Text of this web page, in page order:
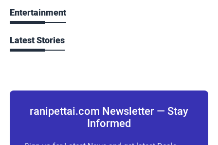
Entertainment
Latest Stories
ranipettai.com Newsletter — Stay
Informed